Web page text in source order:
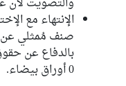
صنف مُمثلي عن
0 أوراق بيضاء.